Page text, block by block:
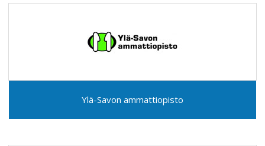
Ylä-Savon ammattiopisto